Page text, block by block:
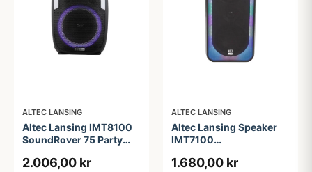
ALTEC LANSING
Altec Lansing IMT8100
SoundRover 75 Party
2.006,00 kr
ALTEC LANSING
Altec Lansing Speaker
IMT7100
IPX4 Black
1.680,00 kr